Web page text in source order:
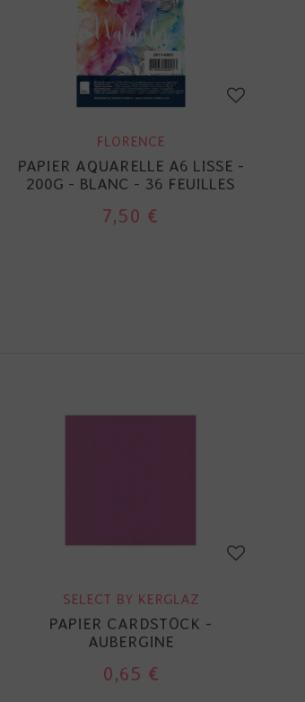
FLORENCE
PAPIER AQUARELLE A6 LISSE -
200G - BLANC - 36 FEUILLES
7,50 €
SELECT BY KERGLAZ
PAPIER CARDSTOCK -
AUBERGINE
0,65 €